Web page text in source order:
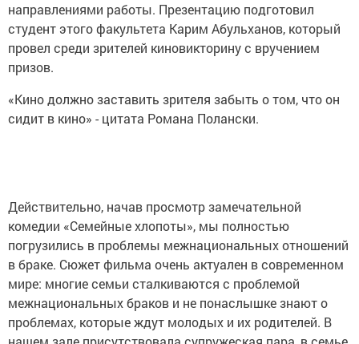
направлениями работы. Презентацию подготовил
студент этого факультета Карим Абульханов, который
провел среди зрителей киновикторину с вручением
призов.
«Кино должно заставить зрителя забыть о том, что он
сидит в кино» - цитата Романа Полански.
Действительно, начав просмотр замечательной
комедии «Семейные хлопоты», мы полностью
погрузились в проблемы межнациональных отношений
в браке. Сюжет фильма очень актуален в современном
мире: многие семьи сталкиваются с проблемой
межнациональных браков и не понаслышке знают о
проблемах, которые ждут молодых и их родителей. В